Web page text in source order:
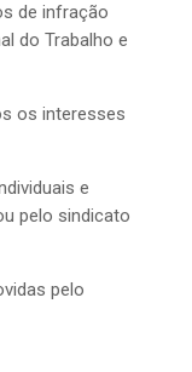
de infração
do Trabalho e
os interesses
e
pelo sindicato
pelo